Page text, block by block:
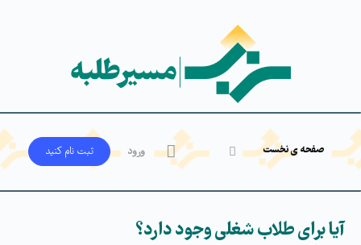
صفحه ی نخست ورود ثبت‌ نام کنید
آیا برای طلاب شغلی وجود دارد؟